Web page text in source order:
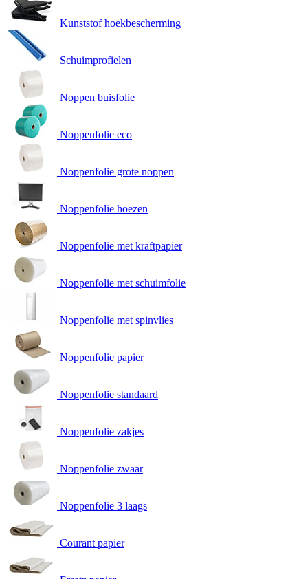
Kunststof hoekbescherming
Schuimprofielen
Noppen buisfolie
Noppenfolie eco
Noppenfolie grote noppen
Noppenfolie hoezen
Noppenfolie met kraftpapier
Noppenfolie met schuimfolie
Noppenfolie met spinvlies
Noppenfolie papier
Noppenfolie standaard
Noppenfolie zakjes
Noppenfolie zwaar
Noppenfolie 3 laags
Courant papier